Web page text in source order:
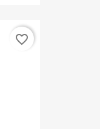
favorite_border